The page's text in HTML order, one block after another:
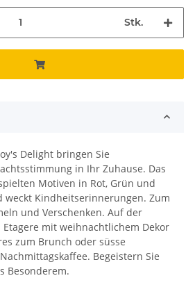
Stk.
Delight bringen Sie
in Ihr Zuhause. Das
Motiven in Rot, Grün und
weckt Kindheitserinnerungen. Zum
und Verschenken. Auf der
mit weihnachtlichem Dekor
zum Brunch oder süsse
Begeistern Sie
Besonderem.